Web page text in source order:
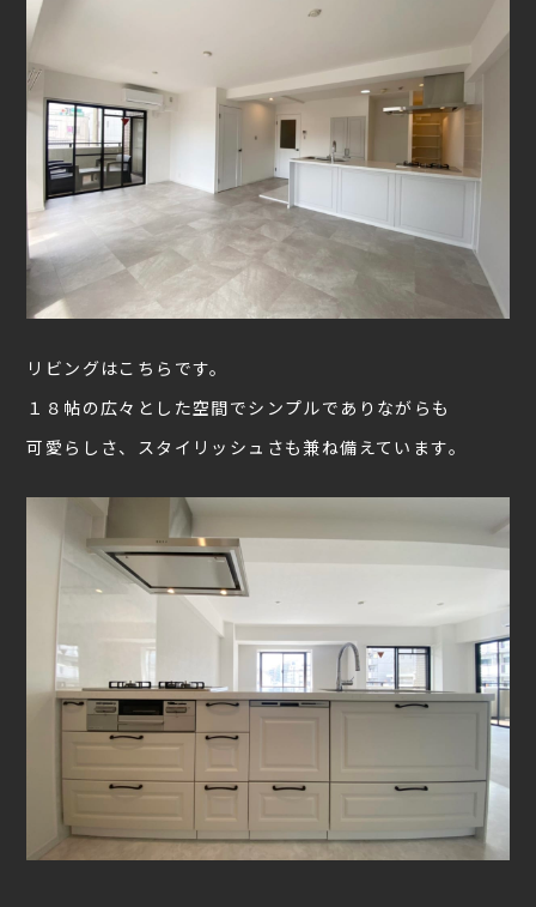
リビングはこちらです。
１８帖の広々とした空間でシンプルでありながらも
可愛らしさ、スタイリッシュさも兼ね備えています。